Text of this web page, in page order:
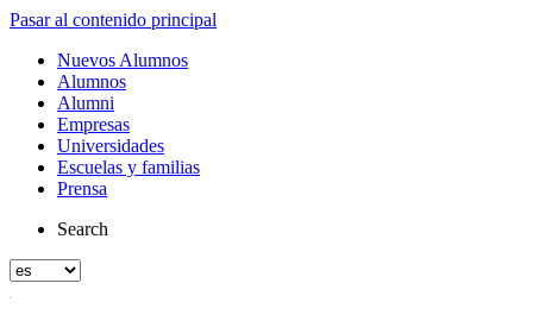
Pasar al contenido principal
Nuevos Alumnos
Alumnos
Alumni
Empresas
Universidades
Escuelas y familias
Prensa
Search